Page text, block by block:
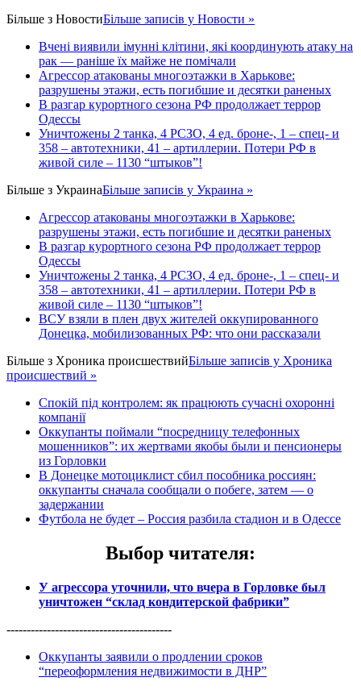
Більше з НовостиБільше записів у Новости »
Вчені виявили імунні клітини, які координують атаку на
рак — раніше їх майже не помічали
Агрессор атакованы многоэтажки в Харькове:
разрушены этажи, есть погибшие и десятки раненых
В разгар курортного сезона РФ продолжает террор
Одессы
Уничтожены 2 танка, 4 РСЗО, 4 ед. броне-, 1 – спец- и
358 – автотехники, 41 – артиллерии. Потери РФ в
живой силе – 1130 “штыков”!
Більше з УкраинаБільше записів у Украина »
Агрессор атакованы многоэтажки в Харькове:
разрушены этажи, есть погибшие и десятки раненых
В разгар курортного сезона РФ продолжает террор
Одессы
Уничтожены 2 танка, 4 РСЗО, 4 ед. броне-, 1 – спец- и
358 – автотехники, 41 – артиллерии. Потери РФ в
живой силе – 1130 “штыков”!
ВСУ взяли в плен двух жителей оккупированного
Донецка, мобилизованных РФ: что они рассказали
Більше з Хроника происшествийБільше записів у Хроника
происшествий »
Спокій під контролем: як працюють сучасні охоронні
компанії
Оккупанты поймали “посредницу телефонных
мошенников”: их жертвами якобы были и пенсионеры
из Горловки
В Донецке мотоциклист сбил пособника россиян:
оккупанты сначала сообщали о побеге, затем — о
задержании
Футбола не будет – Россия разбила стадион и в Одессе
Выбор читателя:
У агрессора уточнили, что вчера в Горловке был
уничтожен “склад кондитерской фабрики”
-----------------------------------------
Оккупанты заявили о продлении сроков
“переоформления недвижимости в ДНР”